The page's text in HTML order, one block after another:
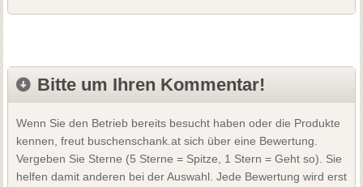
Bitte um Ihren Kommentar!
Wenn Sie den Betrieb bereits besucht haben oder die Produkte
kennen, freut buschenschank.at sich über eine Bewertung.
Vergeben Sie Sterne (5 Sterne = Spitze, 1 Stern = Geht so). Sie
helfen damit anderen bei der Auswahl. Jede Bewertung wird erst